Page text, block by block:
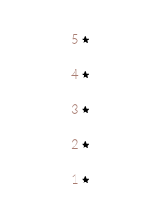
5
4
3
2
1